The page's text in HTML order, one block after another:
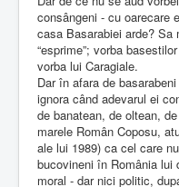
consângeni - cu oarecare
casa Basarabiei arde?
“esprime”; vorba
vorba lui Caragiale.
Dar în afara de
ignora când adevarul ei
de banatean, de oltean,
marele Român Coposu,
ale lui 1989) ca cel care
bucovineni în România lui
moral - dar nici politic,